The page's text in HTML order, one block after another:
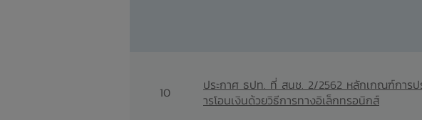
10
ประกาศ ธปท. ที่ สนช. 2/2562 หลักเกณฑ์การป
ารโอนเงินด้วยวิธีการทางอิเล็กทรอนิกส์